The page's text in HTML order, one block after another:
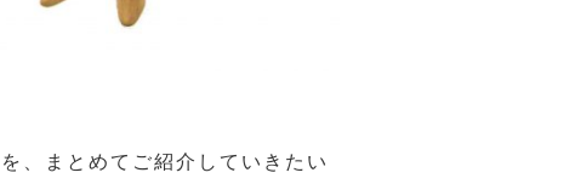
を、まとめてご紹介していきたい